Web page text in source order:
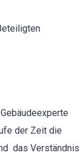
der Zeit die
das Verständnis